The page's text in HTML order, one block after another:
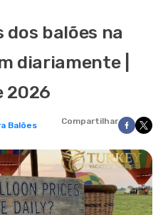
dos balões na
diariamente |
2026
Balões Compartilhar